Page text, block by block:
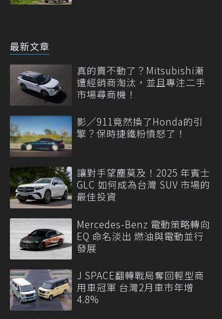
最新文章
真的賣不動了？Mitsubishi漸
遭經銷商淘汰，並且專注二手
市場尋商機！
影／911竟然換了Honda的引
擎？保時捷鐵粉憤怒了！
讓對手望塵莫及！2025 年賓士
GLC 如何成為台灣 SUV 市場的
最佳投資
Mercedes-Benz 電動策略轉向
EQ 命名淡出 燃油與電動並行
發展
J SPACE翻轉戰局奪回輕型商
用車冠軍 台灣2月車市年增
4.8%